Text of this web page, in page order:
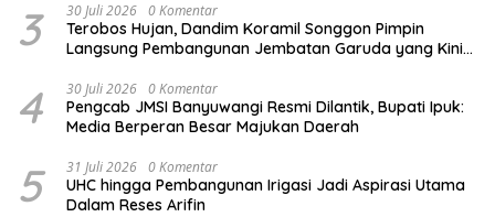
3 30 Juli 2026 0 Komentar
Terobos Hujan, Dandim Koramil Songgon Pimpin
Langsung Pembangunan Jembatan Garuda yang Kini
4 30 Juli 2026 0 Komentar
Pengcab JMSI Banyuwangi Resmi Dilantik, Bupati Ipuk:
Media Berperan Besar Majukan Daerah
5 31 Juli 2026 0 Komentar
UHC hingga Pembangunan Irigasi Jadi Aspirasi Utama
Dalam Reses Arifin